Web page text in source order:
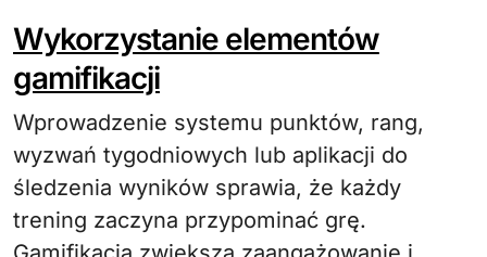
Wykorzystanie elementów
gamifikacji
Wprowadzenie systemu punktów, rang,
wyzwań tygodniowych lub aplikacji do
śledzenia wyników sprawia, że każdy
trening zaczyna przypominać grę.